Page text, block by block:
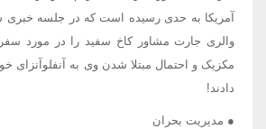
آمریکا به حدی رسیده است که در جلسه خبری
والری جارت مشاور کاخ سفید را در مورد سفر
مکزیک و احتمال مبتلا شدن وی به آنفلوآنزای
دادند!
● مدیریت بحران